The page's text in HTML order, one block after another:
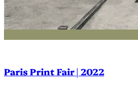
Paris Print Fair | 2022